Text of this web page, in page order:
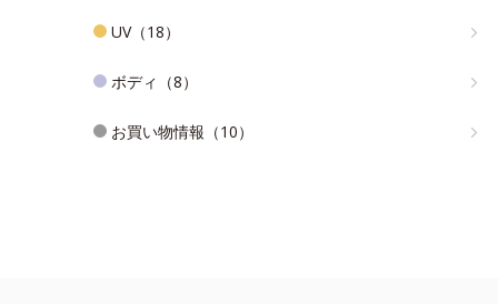
UV（18）
ボディ（8）
お買い物情報（10）